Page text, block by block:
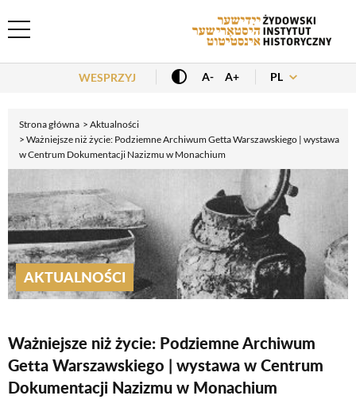
Header Menu
WESPRZYJ A- A+ PL
Strona główna
Aktualności
Ważniejsze niż życie: Podziemne Archiwum Getta Warszawskiego | wystawa
w Centrum Dokumentacji Nazizmu w Monachium
AKTUALNOŚCI
Ważniejsze niż życie: Podziemne Archiwum
Getta Warszawskiego | wystawa w Centrum
Dokumentacji Nazizmu w Monachium